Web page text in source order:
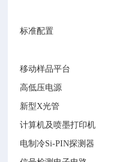
标准配置
移动样品平台
高低压电源
新型X光管
计算机及喷墨打印机
电制冷Si-PIN探测器